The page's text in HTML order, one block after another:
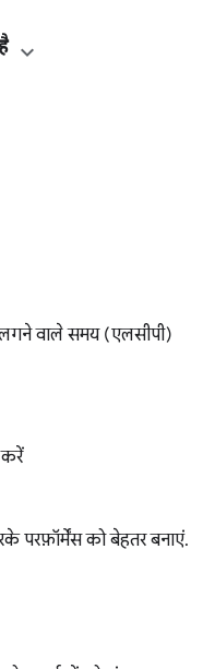
वाले समय (एलसीपी)
परफ़ॉर्मेंस को बेहतर बनाएं.